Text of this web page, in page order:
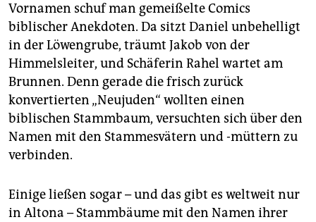
Vornamen schuf man gemeißelte Comics
biblischer Anekdoten. Da sitzt Daniel unbehelligt
in der Löwengrube, träumt Jakob von der
Himmelsleiter, und Schäferin Rahel wartet am
Brunnen. Denn gerade die frisch zurück
konvertierten „Neujuden“ wollten einen
biblischen Stammbaum, versuchten sich über den
Namen mit den Stammesvätern und -müttern zu
verbinden.
Einige ließen sogar – und das gibt es weltweit nur
in Altona – Stammbäume mit den Namen ihrer